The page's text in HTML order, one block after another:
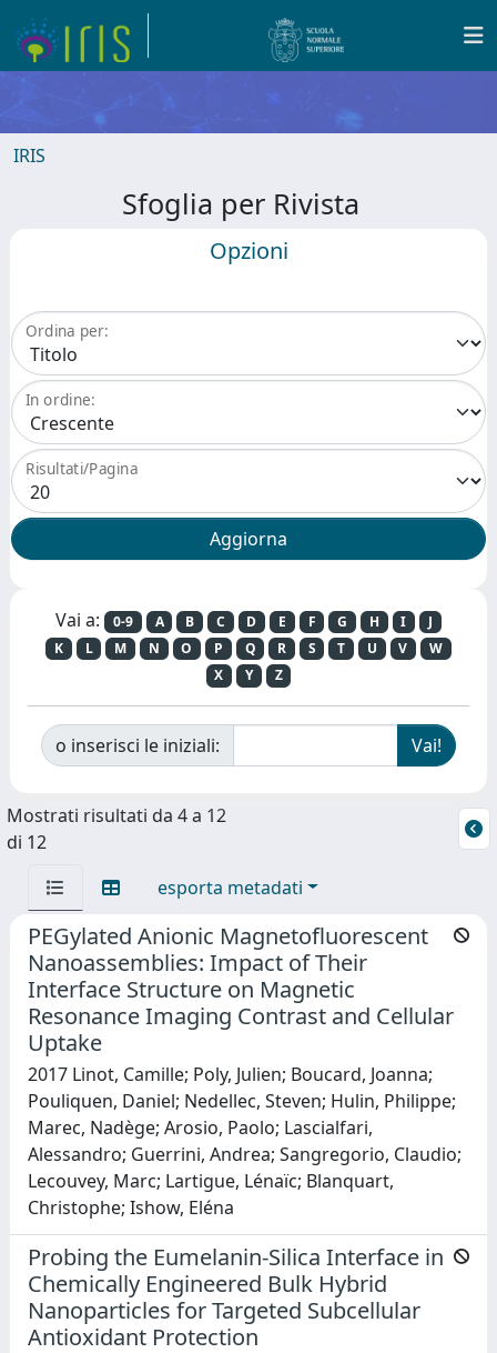
IRIS
Sfoglia per Rivista
Opzioni
Ordina per:
In ordine:
Risultati/Pagina
Vai a: 0-9 A B C D E F G H I
J
K
L M N O P Q R S T U V
W
X
Y Z
o inserisci le iniziali:
Mostrati risultati da 4 a 12
di 12
esporta metadati
PEGylated Anionic Magnetofluorescent
Nanoassemblies: Impact of Their
Interface Structure on Magnetic
Resonance Imaging Contrast and Cellular
Uptake
2017 Linot, Camille; Poly, Julien; Boucard, Joanna;
Pouliquen, Daniel; Nedellec, Steven; Hulin, Philippe;
Marec, Nadège; Arosio, Paolo; Lascialfari,
Alessandro; Guerrini, Andrea; Sangregorio, Claudio;
Lecouvey, Marc; Lartigue, Lénaïc; Blanquart,
Christophe; Ishow, Eléna
Probing the Eumelanin-Silica Interface in
Chemically Engineered Bulk Hybrid
Nanoparticles for Targeted Subcellular
Antioxidant Protection